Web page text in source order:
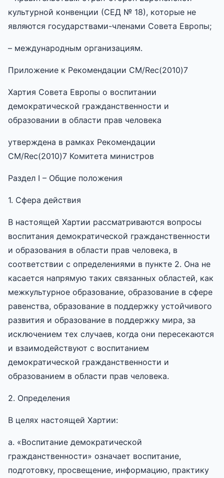
культурной конвенции (СЕД № 18), которые не
являются государствами-членами Совета Европы;
– международным организациям.
Приложение к Рекомендации CM/Rec(2010)7
Хартия Совета Европы о воспитании
демократической гражданственности и
образовании в области прав человека
утверждена в рамках Рекомендации
CM/Rec(2010)7 Комитета министров
Раздел I – Общие положения
1. Сфера действия
В настоящей Хартии рассматриваются вопросы
воспитания демократической гражданственности
и образования в области прав человека, в
соответствии с определениями в пункте 2. Она не
касается напрямую таких связанных областей, как
межкультурное образование, образование в сфере
равенства, образование в поддержку устойчивого
развития и образование в поддержку мира, за
исключением тех случаев, когда они пересекаются
и взаимодействуют с воспитанием
демократической гражданственности и
образованием в области прав человека.
2. Определения
В целях настоящей Хартии:
a. «Воспитание демократической
гражданственности» означает воспитание,
подготовку, просвещение, информацию, практику